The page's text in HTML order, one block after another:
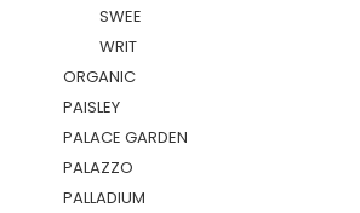
SWEE
WRIT
ORGANIC
PAISLEY
PALACE GARDEN
PALAZZO
PALLADIUM